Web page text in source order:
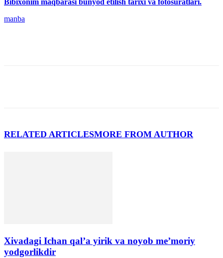
Bibixonim maqbarasi bunyod etilish tarixi va fotosuratlari.
manba
RELATED ARTICLESMORE FROM AUTHOR
Xivadagi Ichan qal’a yirik va noyob me’moriy
yodgorlikdir